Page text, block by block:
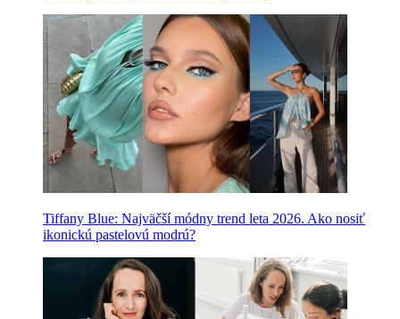
Tiffany Blue: Najväčší módny trend leta 2026. Ako nosiť
ikonickú pastelovú modrú?